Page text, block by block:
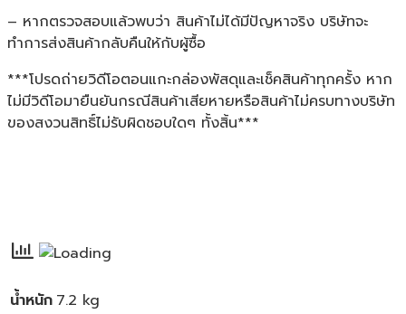
– หากตรวจสอบแล้วพบว่า สินค้าไม่ได้มีปัญหาจริง บริษัทจะ
ทำการส่งสินค้ากลับคืนให้กับผู้ซื้อ
***โปรดถ่ายวิดีโอตอนแกะกล่องพัสดุและเช็คสินค้าทุกครั้ง หาก
ไม่มีวิดีโอมายืนยันกรณีสินค้าเสียหายหรือสินค้าไม่ครบทางบริษัท
ของสงวนสิทธิ์ไม่รับผิดชอบใดๆ ทั้งสิ้น***
น้ำหนัก 7.2 kg